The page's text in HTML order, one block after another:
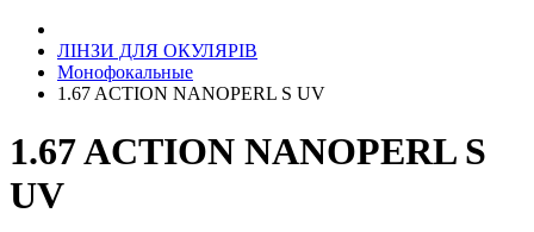
ЛІНЗИ ДЛЯ ОКУЛЯРІВ
Монофокальные
1.67 ACTION NANOPERL S UV
1.67 ACTION NANOPERL S
UV